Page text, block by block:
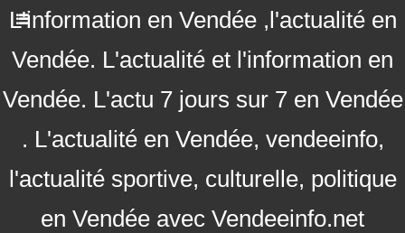
L'information en Vendée ,l'actualité en
Vendée. L'actualité et l'information en
Vendée. L'actu 7 jours sur 7 en Vendée
. L'actualité en Vendée, vendeeinfo,
l'actualité sportive, culturelle, politique
en Vendée avec Vendeeinfo.net